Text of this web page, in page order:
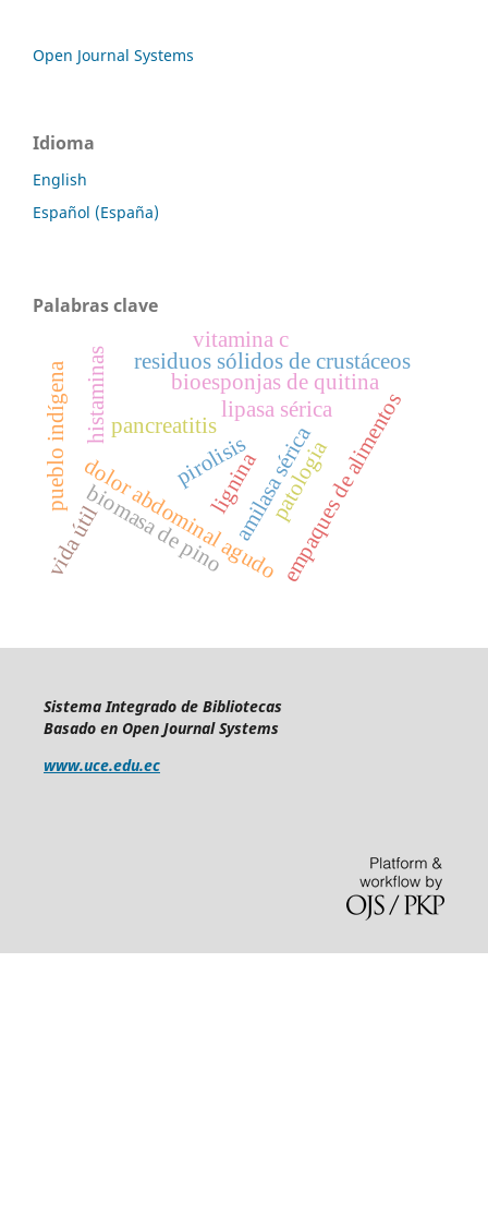
Open Journal Systems
Idioma
English
Español (España)
Palabras clave
dolor abdominal agudo
pancreatitis amilasa sérica
lipasa séricaempaques de alimentos
bioesponjas de quitina
residuos sólidos de crustáceos
pueblo indígena patologia
lignina
biomasa de pino
vitamina c
histaminas
pirolisis
vida útil
Sistema Integrado de Bibliotecas
Basado en Open Journal Systems
www.uce.edu.ec